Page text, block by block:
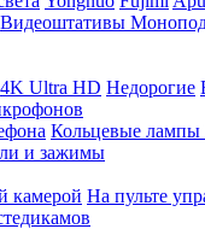
Видеоштативы
4K Ultra HD Недорогие
Кольцевые лампы
и зажимы
камерой На пульте